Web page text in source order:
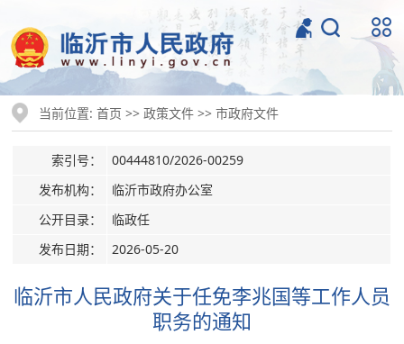
当前位置:首页 >>政策文件 >>市政府文件
索引号：
00444810/2026-00259
发布机构：
临沂市政府办公室
公开目录：
临政任
发布日期：
2026-05-20
临沂市人民政府关于任免李兆国等工作人员
职务的通知